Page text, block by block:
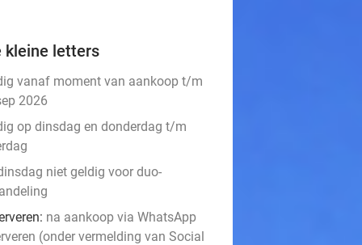
kleine letters
vanaf moment van aankoop t/m
2026
op dinsdag en donderdag t/m
niet geldig voor duo-
na aankoop via WhatsApp
(onder vermelding van Social